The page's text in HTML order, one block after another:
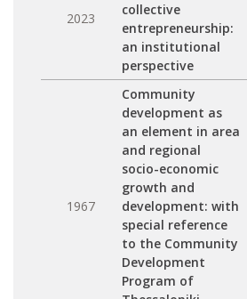
2023
collective
entrepreneurship:
an institutional
perspective
1967
Community
development as
an element in area
and regional
socio-economic
growth and
development: with
special reference
to the Community
Development
Program of